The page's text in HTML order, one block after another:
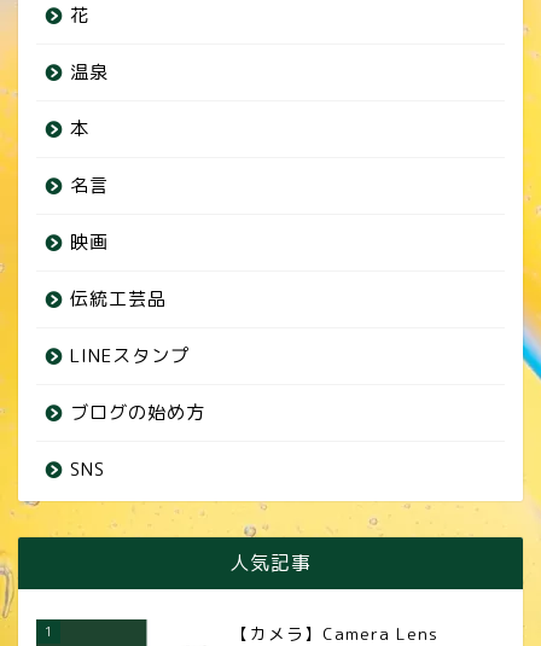
花
温泉
本
名言
映画
伝統工芸品
LINEスタンプ
ブログの始め方
SNS
人気記事
1 【カメラ】Camera Lens